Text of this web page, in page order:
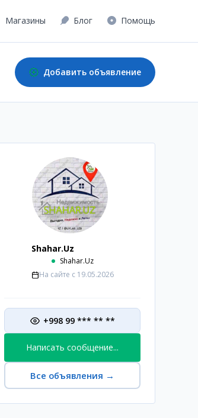
Магазины Блог Помощь
Добавить объявление
Shahar.Uz
Shahar.Uz
На сайте с 19.05.2026
+998 99 *** ** **
Написать сообщение...
Все объявления →